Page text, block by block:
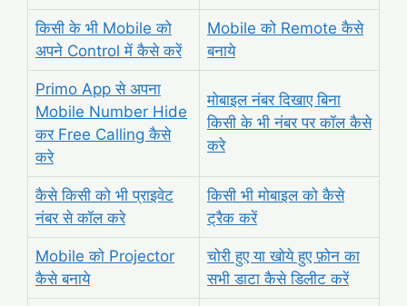
किसी के भी Mobile को
अपने Control में कैसे करें
Mobile को Remote कैसे
बनाये
Primo App से अपना
Mobile Number Hide
कर Free Calling कैसे
करे
मोबाइल नंबर दिखाए बिना
किसी के भी नंबर पर कॉल कैसे
करे
कैसे किसी को भी प्राइवेट
नंबर से कॉल करे
किसी भी मोबाइल को कैसे
ट्रैक करें
Mobile को Projector
कैसे बनाये
चोरी हुए या खोये हुए फ़ोन का
सभी डाटा कैसे डिलीट करें